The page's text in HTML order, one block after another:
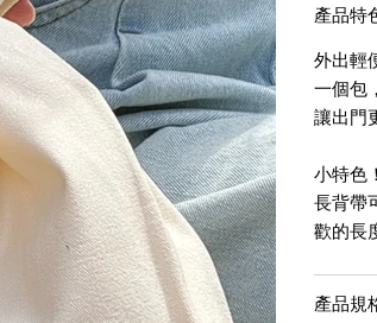
產品特
外出輕
一個包
讓出門
小特色！
長背帶
歡的長
產品規